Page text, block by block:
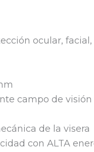
ocular,
campo de visión
de la visera
con ALTA